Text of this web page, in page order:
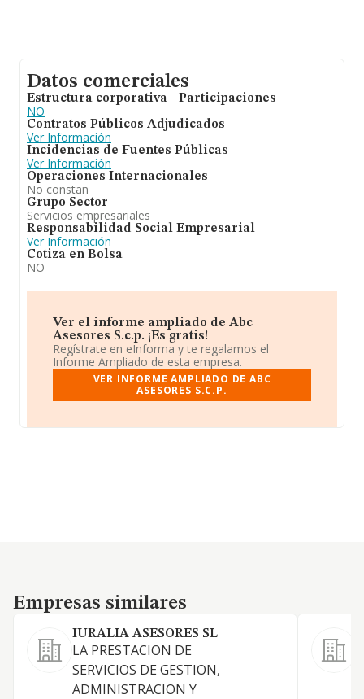
Datos comerciales
Estructura corporativa - Participaciones
NO
Contratos Públicos Adjudicados
Ver Información
Incidencias de Fuentes Públicas
Ver Información
Operaciones Internacionales
No constan
Grupo Sector
Servicios empresariales
Responsabilidad Social Empresarial
Ver Información
Cotiza en Bolsa
NO
Ver el informe ampliado de Abc
Asesores S.c.p. ¡Es gratis!
Regístrate en eInforma y te regalamos el
Informe Ampliado de esta empresa.
VER INFORME AMPLIADO DE ABC
ASESORES S.C.P.
Empresas similares
Empresas similares
IURALIA ASESORES SL
LA PRESTACION DE
SERVICIOS DE GESTION,
ADMINISTRACION Y